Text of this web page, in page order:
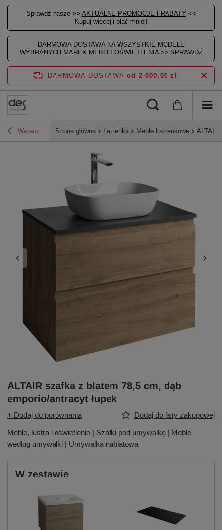
Sprawdź nasze >> AKTUALNE PROMOCJE I RABATY <<
Kupuj więcej i płać mniej!
DARMOWA DOSTAWA NA WSZYSTKIE MODELE
WYBRANYCH MAREK MEBLI I OŚWIETLENIA >> SPRAWDŹ
DARMOWA DOSTAWA od 2 000,00 zł
Wstecz Strona główna Łazienka Meble Łazienkowe ALTAIR
ALTAIR szafka z blatem 78,5 cm, dąb
emporio/antracyt łupek
+ Dodaj do porównania Dodaj do listy zakupowej
Meble, lustra i oświetlenie | Szafki pod umywalkę | Meble
według umywalki | Umywalka nablatowa
W zestawie